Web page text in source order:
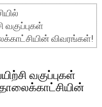
வகுப்புகள்
விவரங்கள்!
வகுப்புகள்